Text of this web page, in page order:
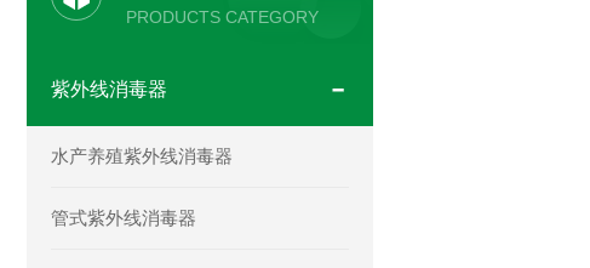
PRODUCTS CATEGORY
紫外线消毒器
水产养殖紫外线消毒器
管式紫外线消毒器